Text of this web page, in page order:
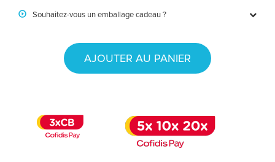
Souhaitez-vous un emballage cadeau ?
AJOUTER AU PANIER